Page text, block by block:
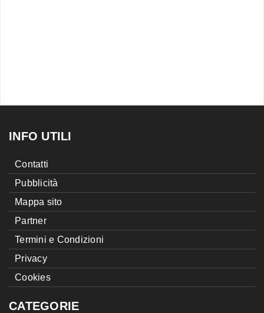
INFO UTILI
Contatti
Pubblicità
Mappa sito
Partner
Termini e Condizioni
Privacy
Cookies
CATEGORIE